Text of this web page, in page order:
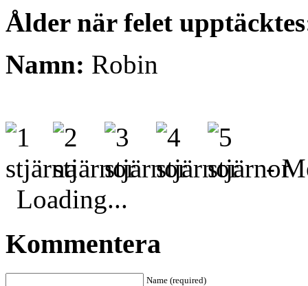
Ålder när felet
Namn: Robin
-
Loading...
Kommentera
Name (required)